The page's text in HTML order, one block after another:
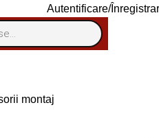
Autentificare/
montaj